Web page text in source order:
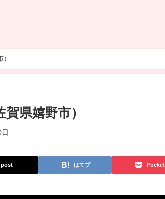
賀県嬉野市）
post はてブ Pocket